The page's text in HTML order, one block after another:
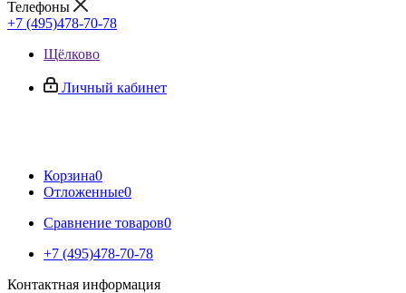
Телефоны
+7 (495)478-70-78
Щёлково
Личный кабинет
Корзина0
Отложенные0
Сравнение товаров0
+7 (495)478-70-78
Контактная информация